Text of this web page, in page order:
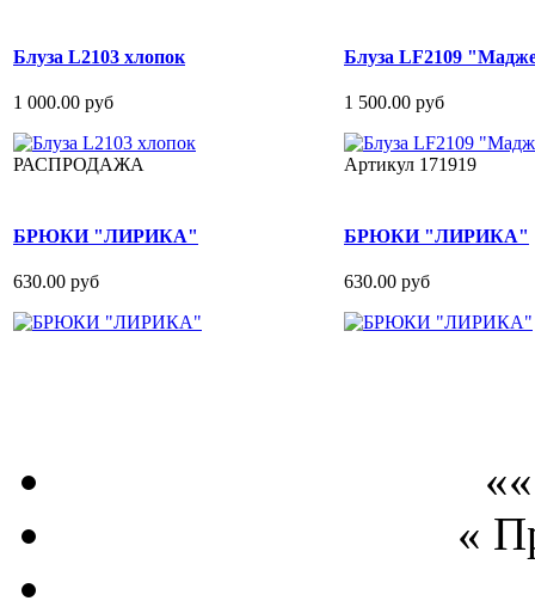
Блуза L2103 хлопок
1 000.00 руб
РАСПРОДАЖА
Блуза LF2109
1 500.00 руб
Артикул 171919
БРЮКИ "ЛИРИКА"
630.00 руб
БРЮКИ "ЛИРИКА"
630.00 руб
«